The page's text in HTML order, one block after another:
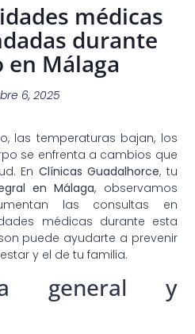
médicas
durante
en Málaga
6, 2025
las temperaturas bajan, los
se enfrenta a cambios que
En Clínicas Guadalhorce, tu
en Málaga, observamos
las consultas en
médicas durante esta
puede ayudarte a prevenir
y el de tu familia.
general y